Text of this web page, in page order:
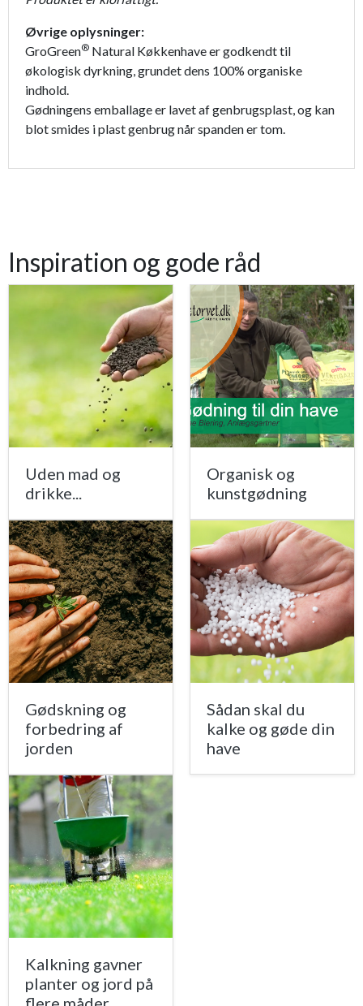
Øvrige oplysninger:
GroGreen® Natural Køkkenhave er godkendt til
økologisk dyrkning, grundet dens 100% organiske
indhold.
Gødningens emballage er lavet af genbrugsplast, og kan
blot smides i plast genbrug når spanden er tom.
Inspiration og gode råd
Uden mad og
drikke...
Organisk og
kunstgødning
Gødskning og
forbedring af
jorden
Sådan skal du
kalke og gøde din
have
Kalkning gavner
planter og jord på